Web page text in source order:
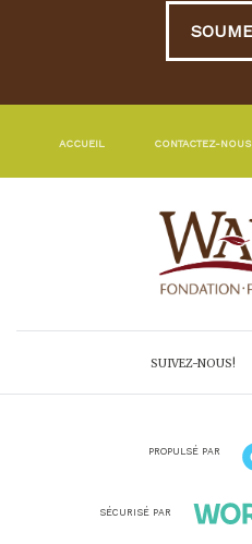
ACCUEIL CONTACTEZ-NOUS
SUIVEZ-NOUS!
PROPULSÉ PAR
SÉCURISÉ PAR